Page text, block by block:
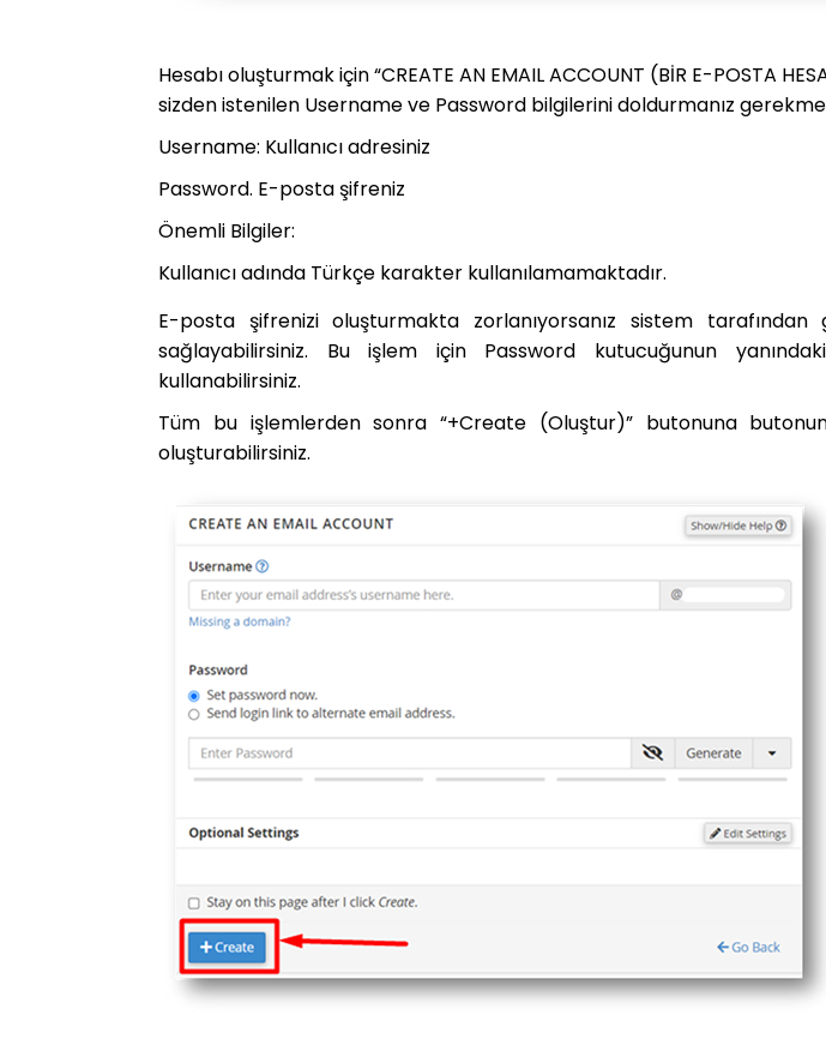
Hesabı oluşturmak için “CREATE AN EMAIL ACCOUNT (BİR E-POSTA
sizden istenilen Username ve Password bilgilerini doldurmanız
Username: Kullanıcı adresiniz
Password. E-posta şifreniz
Önemli Bilgiler:
Kullanıcı adında Türkçe karakter kullanılamamaktadır.
E-posta şifrenizi oluşturmakta zorlanıyorsanız sistem tarafından
sağlayabilirsiniz. Bu işlem için Password kutucuğunun
kullanabilirsiniz.
Tüm bu işlemlerden sonra “+Create (Oluştur)” butonuna
oluşturabilirsiniz.